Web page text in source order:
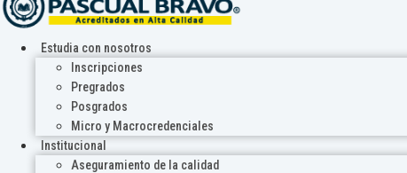
Estudia con nosotros
Inscripciones
Pregrados
Posgrados
Micro y Macrocredenciales
Institucional
Aseguramiento de la calidad